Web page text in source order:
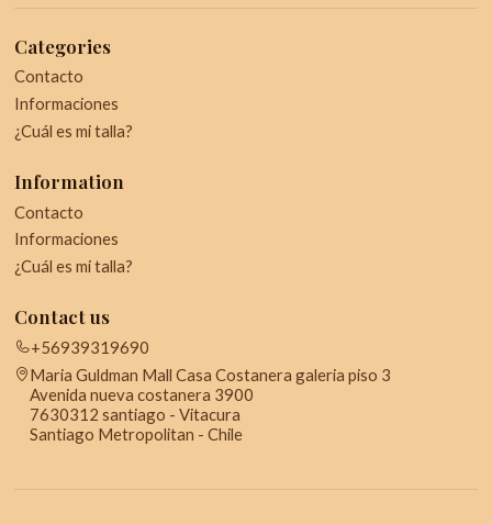
Categories
Contacto
Informaciones
¿Cuál es mi talla?
Information
Contacto
Informaciones
¿Cuál es mi talla?
Contact us
+56939319690
Maria Guldman Mall Casa Costanera galeria piso 3
Avenida nueva costanera 3900
7630312 santiago - Vitacura
Santiago Metropolitan - Chile